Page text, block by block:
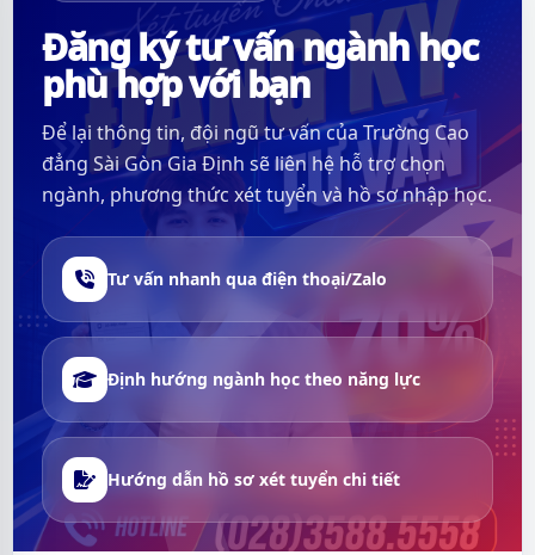
Đăng ký tư vấn ngành học
phù hợp với bạn
Để lại thông tin, đội ngũ tư vấn của Trường Cao
đẳng Sài Gòn Gia Định sẽ liên hệ hỗ trợ chọn
ngành, phương thức xét tuyển và hồ sơ nhập học.
Tư vấn nhanh qua điện thoại/Zalo
Định hướng ngành học theo năng lực
Hướng dẫn hồ sơ xét tuyển chi tiết